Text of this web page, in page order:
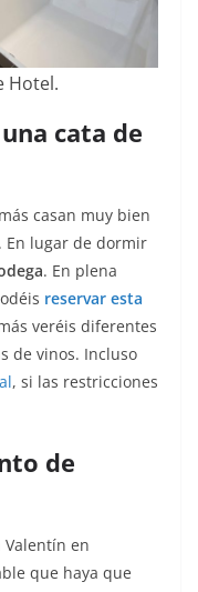
Hotel.
cata de
casan muy bien
En lugar de dormir
. En plena
reservar esta
veréis diferentes
de vinos. Incluso
, si las restricciones
de
Valentín en
que haya que